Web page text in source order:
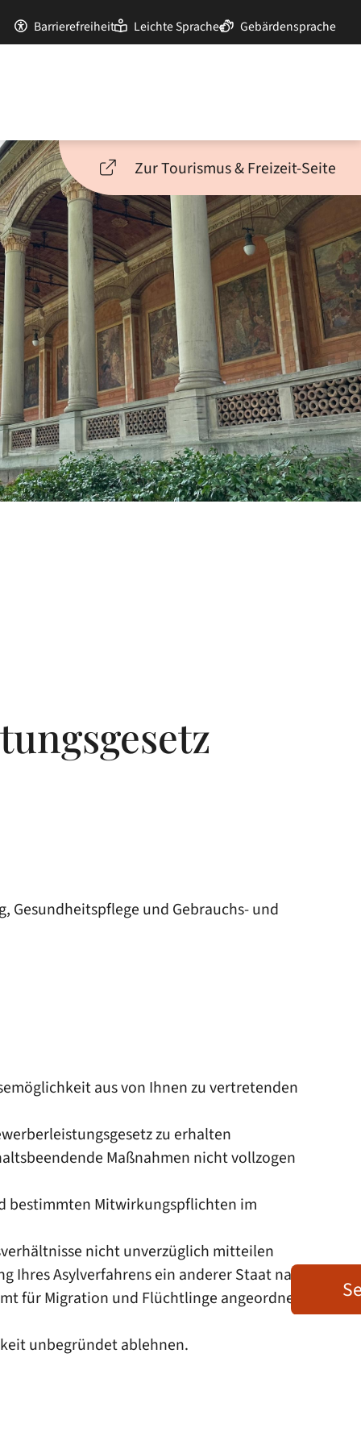
Barrierefreiheit Leichte Sprache Gebärdensprache
Zur Tourismus & Freizeit-Seite
Gesundheitspflege und Gebrauchs- und
aus von Ihnen zu vertretenden
zu erhalten
Maßnahmen nicht vollzogen
bestimmten Mitwirkungspflichten im
nicht unverzüglich mitteilen
Asylverfahrens ein anderer Staat nach
für Migration und Flüchtlinge angeordnet
unbegründet ablehnen.